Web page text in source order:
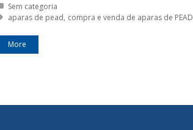
Posted in:
Sem categoria
Tagged with:
aparas de pead compra e venda de aparas de PEAD
More